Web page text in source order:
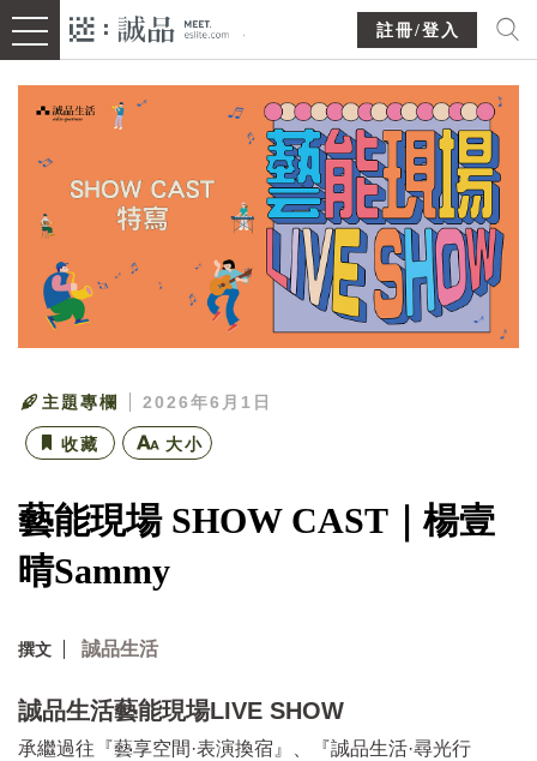
註冊/登入
主題專欄 2026年6月1日
收藏 大小
藝能現場 SHOW CAST｜楊壹
晴Sammy
撰文 誠品生活
誠品生活藝能現場LIVE SHOW
承繼過往『藝享空間·表演換宿』、『誠品生活·尋光行